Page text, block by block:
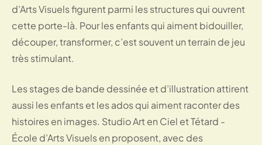
d’Arts Visuels figurent parmi les structures qui ouvrent
cette porte-là. Pour les enfants qui aiment bidouiller,
découper, transformer, c’est souvent un terrain de jeu
très stimulant.
Les stages de bande dessinée et d’illustration attirent
aussi les enfants et les ados qui aiment raconter des
histoires en images. Studio Art en Ciel et Tétard -
École d’Arts Visuels en proposent, avec des